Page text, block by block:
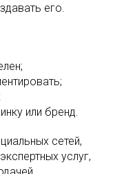
его.
или бренд.
сетей,
услуг,